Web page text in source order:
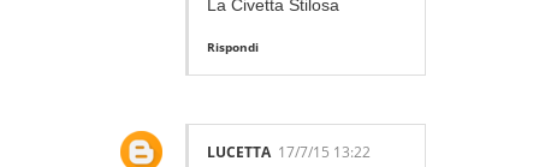
La Civetta Stilosa
Rispondi
LUCETTA 17/7/15 13:22